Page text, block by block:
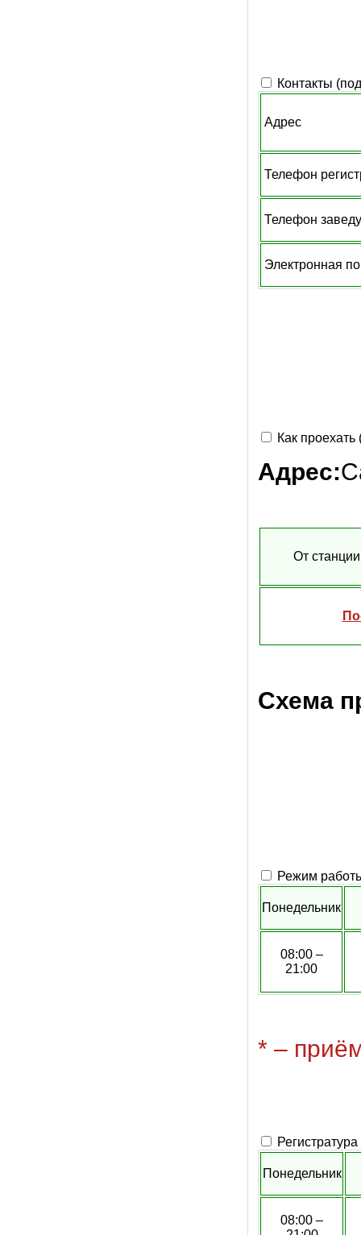
Контакты
Адрес
Телефон
Телефон
Электронная
Как
Адрес:
От
Схема
Режим
Понедельник
08:00 –
21:00
* –
Понедельник
08:00 –